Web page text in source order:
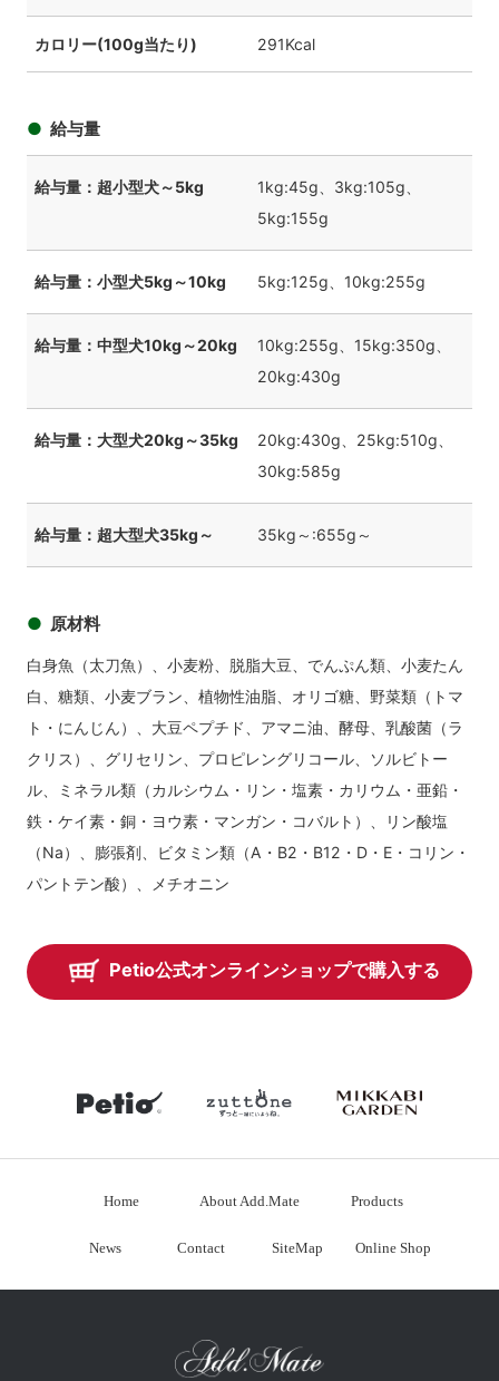
カロリー(100g当たり) 291Kcal
給与量
給与量：超小型犬～5kg
1kg:45g、3kg:105g、
5kg:155g
給与量：小型犬5kg～10kg 5kg:125g、10kg:255g
給与量：中型犬10kg～20kg
10kg:255g、15kg:350g、
20kg:430g
給与量：大型犬20kg～35kg
20kg:430g、25kg:510g、
30kg:585g
給与量：超大型犬35kg～ 35kg～:655g～
原材料
白身魚（太刀魚）、小麦粉、脱脂大豆、でんぷん類、小麦たん
白、糖類、小麦ブラン、植物性油脂、オリゴ糖、野菜類（トマ
ト・にんじん）、大豆ペプチド、アマニ油、酵母、乳酸菌（ラ
クリス）、グリセリン、プロピレングリコール、ソルビトー
ル、ミネラル類（カルシウム・リン・塩素・カリウム・亜鉛・
鉄・ケイ素・銅・ヨウ素・マンガン・コバルト）、リン酸塩
（Na）、膨張剤、ビタミン類（A・B2・B12・D・E・コリン・
パントテン酸）、メチオニン
Petio公式オンラインショップで購入する
Home About Add.Mate Products
News Contact SiteMap Online Shop